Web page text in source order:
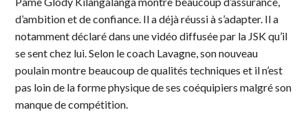
d’ambition et de confiance. Il a déjà réussi à s’adapter. Il a
notamment déclaré dans une vidéo diffusée par la JSK qu’il
se sent chez lui. Selon le coach Lavagne, son nouveau
poulain montre beaucoup de qualités techniques et il n’est
pas loin de la forme physique de ses coéquipiers malgré son
manque de compétition.